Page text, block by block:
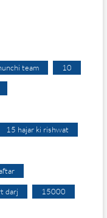
team 10
15 hajar ki rishwat
darj 15000